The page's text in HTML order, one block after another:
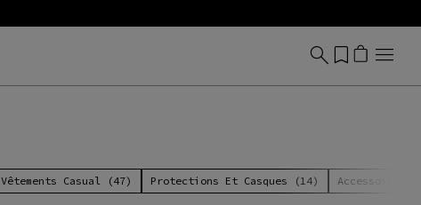
Vêtements Casual (47) Protections Et Casques (14) Accessoires